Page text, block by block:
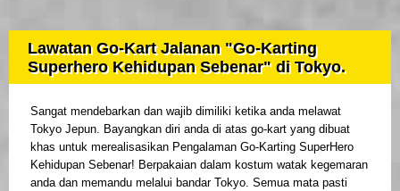
Lawatan Go-Kart Jalanan "Go-Karting
Superhero Kehidupan Sebenar" di Tokyo.
Sangat mendebarkan dan wajib dimiliki ketika anda melawat
Tokyo Jepun. Bayangkan diri anda di atas go-kart yang dibuat
khas untuk merealisasikan Pengalaman Go-Karting SuperHero
Kehidupan Sebenar! Berpakaian dalam kostum watak kegemaran
anda dan memandu melalui bandar Tokyo. Semua mata pasti